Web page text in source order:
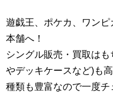
遊戯王、ポケカ、ワン
本舗へ！
シングル販売・買取は
やデッキケースなど)も
種類も豊富なので一度チ